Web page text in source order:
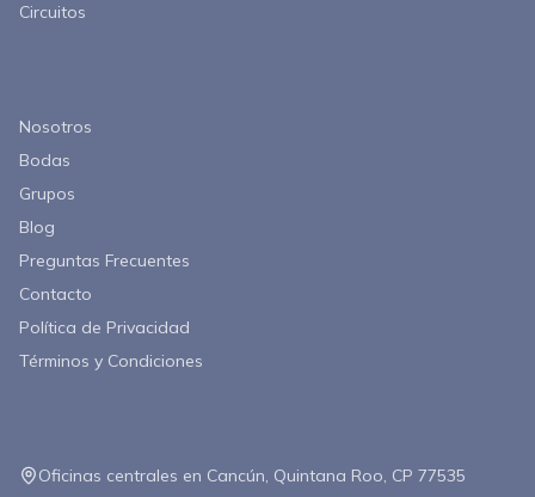
Circuitos
Nosotros
Bodas
Grupos
Blog
Preguntas Frecuentes
Contacto
Política de Privacidad
Términos y Condiciones
Oficinas centrales en Cancún, Quintana Roo, CP 77535